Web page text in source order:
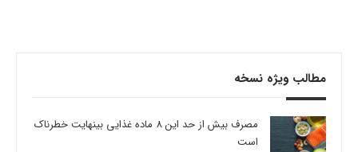
مطالب ویژه نسخه
مصرف بیش از حد این 8 ماده غذایی بینهایت خطرناک
است